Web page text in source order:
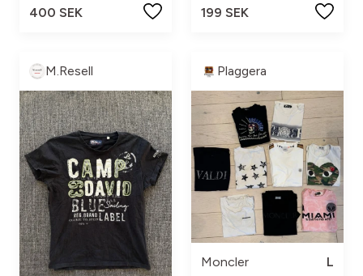
400 SEK
199 SEK
M.Resell Plaggera
Moncler
L